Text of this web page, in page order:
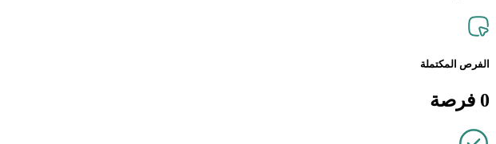
الفرص المكتملة
0 فرصة